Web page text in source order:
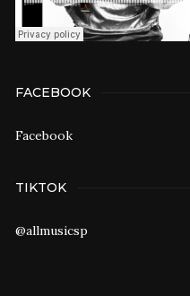
FACEBOOK
Facebook
TIKTOK
@allmusicsp